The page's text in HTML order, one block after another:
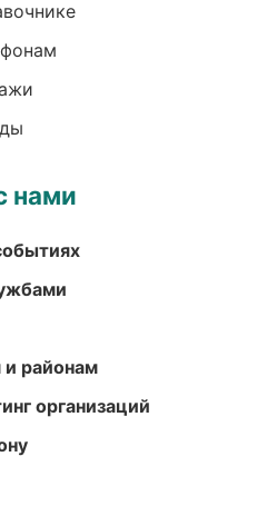
нами
и районам
организаций